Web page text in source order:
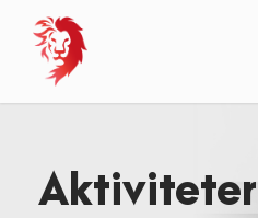
Aktiviteter